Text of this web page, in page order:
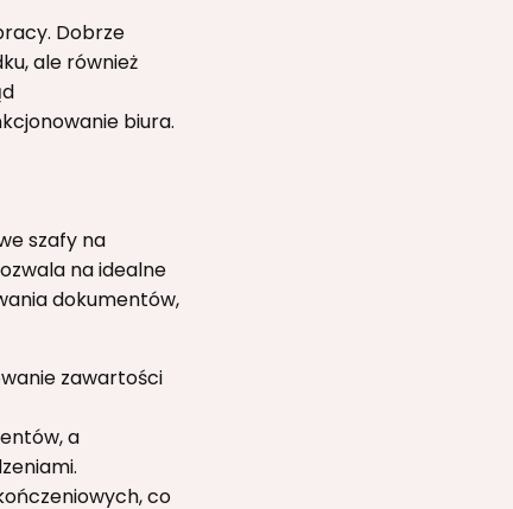
Dobrze
ale również
biura.
szafy na
na idealne
dokumentów,
zawartości
a
co